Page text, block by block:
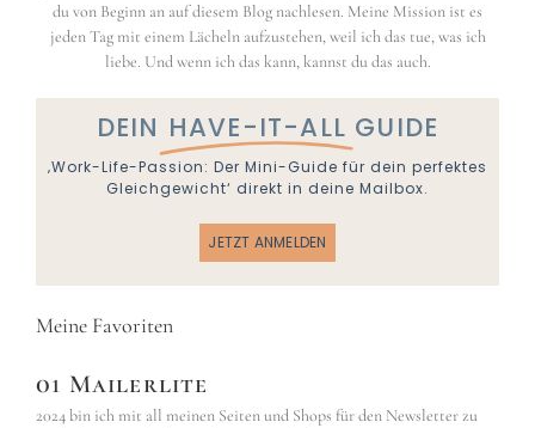
du von Beginn an auf diesem Blog nachlesen. Meine Mission ist es
jeden Tag mit einem Lächeln aufzustehen, weil ich das tue, was ich
liebe. Und wenn ich das kann, kannst du das auch.
DEIN HAVE-IT-ALL GUIDE
‚Work-Life-Passion: Der Mini-Guide für dein perfektes
Gleichgewicht‘ direkt in deine Mailbox.
JETZT ANMELDEN
Meine Favoriten
01 Mailerlite
2024 bin ich mit all meinen Seiten und Shops für den Newsletter zu